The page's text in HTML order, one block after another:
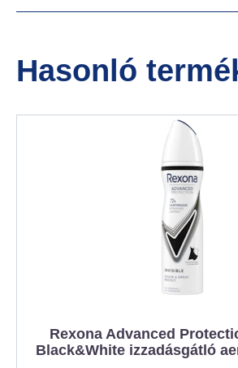
Hasonló
Rexona Advanced
Black&White izzadásgátló